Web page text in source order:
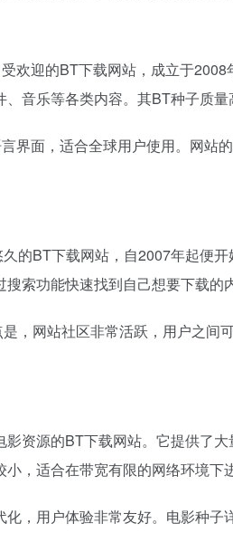
欢迎的BT下载网站，成立于
音乐等各类内容。其BT种子质
界面，适合全球用户使用。网站
的BT下载网站，自2007年起便
索功能快速找到自己想要下载的
，网站社区非常活跃，用户之间
资源的BT下载网站。它提供了
，适合在带宽有限的网络环境下
，用户体验非常友好。电影种子